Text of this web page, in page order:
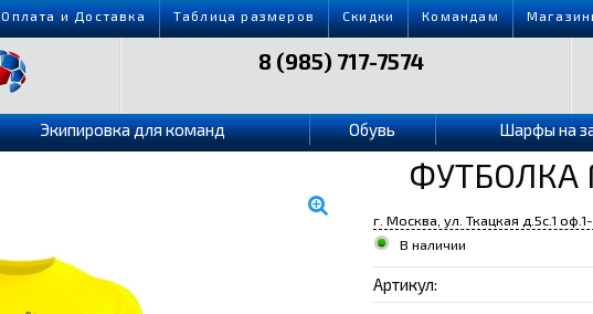
Оплата и Доставка Таблица размеров Скидки Командам
8 (985) 717-7574
Экипировка для команд Обувь Шарфы на
ФУТБОЛКА
г. Москва, ул. Ткацкая д.5с.1
В наличии
Артикул: